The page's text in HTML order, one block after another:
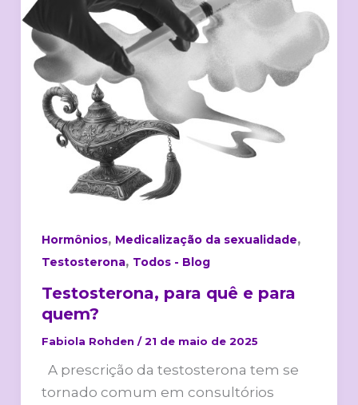
Hormônios, Medicalização da sexualidade,
Testosterona, Todos - Blog
Testosterona, para quê e para
quem?
Fabiola Rohden /21 de maio de 2025
A prescrição da testosterona tem se
tornado comum em consultórios
quem?